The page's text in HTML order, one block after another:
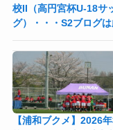
校II（高円宮杯U-18サ
グ）・・・S2ブログ
【浦和ブクメ】2026